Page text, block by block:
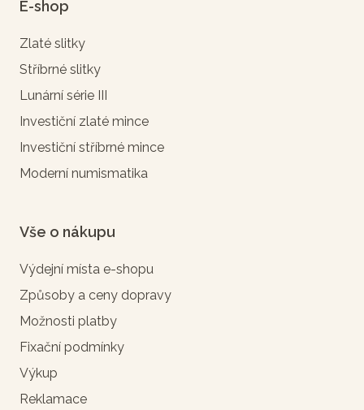
E-shop
Zlaté slitky
Stříbrné slitky
Lunární série III
Investiční zlaté mince
Investiční stříbrné mince
Moderní numismatika
Vše o nákupu
Výdejní místa e-shopu
Způsoby a ceny dopravy
Možnosti platby
Fixační podmínky
Výkup
Reklamace